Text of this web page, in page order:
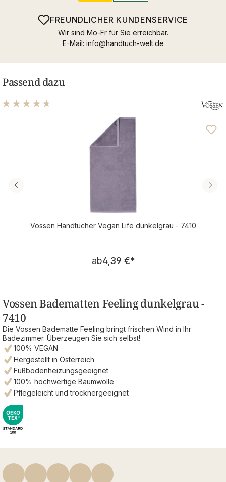
FREUNDLICHER KUNDENSERVICE
Wir sind Mo-Fr für Sie erreichbar.
E-Mail: info@handtuch-welt.de
Passend dazu
Durchschnittliche Bewertung von 4.86 von 5 Sternen
Vossen Handtücher Vegan Life dunkelgrau - 7410
Regulärer Preis:
ab4,39 €*
Vossen Badematten Feeling dunkelgrau -
7410
Die Vossen Badematte Feeling bringt frischen Wind in Ihr
Badezimmer. Überzeugen Sie sich selbst!
100% VEGAN
Hergestellt in Österreich
Fußbodenheizungsgeeignet
100% hochwertige Baumwolle
Pflegeleicht und trocknergeeignet